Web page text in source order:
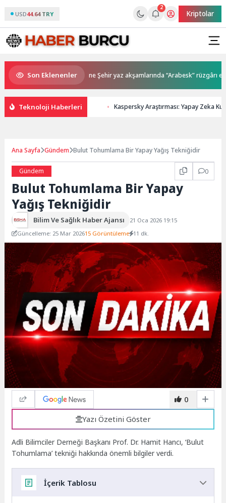
USD44.64 TRY
2
Kriptolar
Son Eklenenler
buldu Anne Şehir yaz akşamlarında “Arabesk” rüzgârı esti
Teknoloji Haberleri Kaspersky Araştırması: Yapay Zeka
Ana Sayfa Gündem Bulut Tohumlama Bir Yapay Yağış Tekniğidir
Gündem 0
Bulut Tohumlama Bir Yapay
Yağış Tekniğidir
Bilim Ve Sağlık Haber Ajansı
21 Oca 2026 19:15
Güncelleme: 25 Mar 202615 Görüntüleme 11 dk.
0
Yazı Özetini Göster
Adli Bilimciler Derneği Başkanı Prof. Dr. Hamit Hancı, ‘Bulut
Tohumlama’ tekniği hakkında önemli bilgiler verdi.
İçerik Tablosu